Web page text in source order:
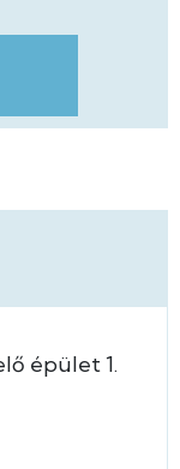
épület 1.